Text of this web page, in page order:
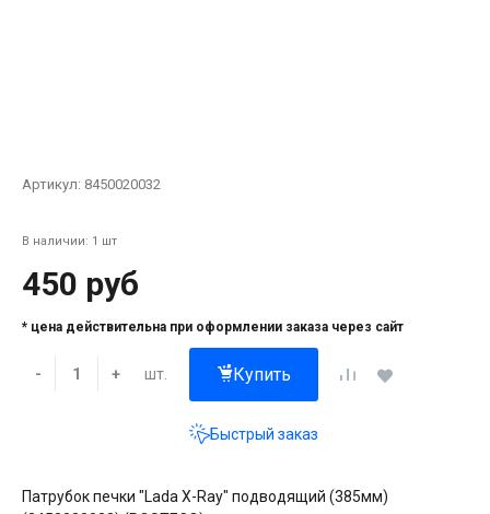
Артикул: 8450020032
В наличии: 1 шт
450 руб
* цена действительна при оформлении заказа через сайт
- + шт. Купить
Быстрый заказ
Патрубок печки "Lada X-Ray" подводящий (385мм)